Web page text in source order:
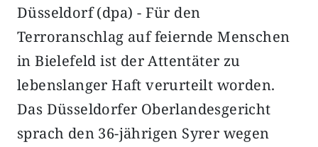
Düsseldorf (dpa) - Für den
Terroranschlag auf feiernde Menschen
in Bielefeld ist der Attentäter zu
lebenslanger Haft verurteilt worden.
Das Düsseldorfer Oberlandesgericht
sprach den 36-jährigen Syrer wegen